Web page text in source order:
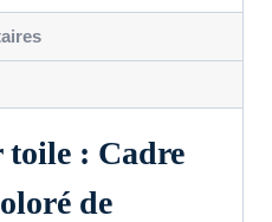
toile : Cadre
de